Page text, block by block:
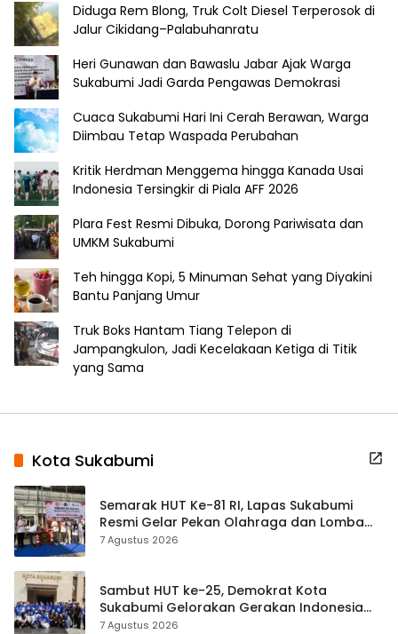
Diduga Rem Blong, Truk Colt Diesel Terperosok di
Jalur Cikidang–Palabuhanratu
Heri Gunawan dan Bawaslu Jabar Ajak Warga
Sukabumi Jadi Garda Pengawas Demokrasi
Cuaca Sukabumi Hari Ini Cerah Berawan, Warga
Diimbau Tetap Waspada Perubahan
Kritik Herdman Menggema hingga Kanada Usai
Indonesia Tersingkir di Piala AFF 2026
Plara Fest Resmi Dibuka, Dorong Pariwisata dan
UMKM Sukabumi
Teh hingga Kopi, 5 Minuman Sehat yang Diyakini
Bantu Panjang Umur
Truk Boks Hantam Tiang Telepon di
Jampangkulon, Jadi Kecelakaan Ketiga di Titik
yang Sama
Kota Sukabumi
Semarak HUT Ke-81 RI, Lapas Sukabumi
Resmi Gelar Pekan Olahraga dan Lomba
Tradisional
7 Agustus 2026
Sambut HUT ke-25, Demokrat Kota
Sukabumi Gelorakan Gerakan Indonesia
ASRI Lewat Aksi Bersih Masjid Agung
7 Agustus 2026